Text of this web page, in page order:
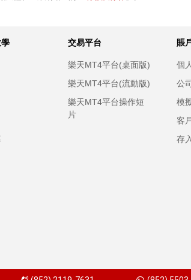
交易平台
樂天MT4平台(桌面版)
樂天MT4平台(流動版)
樂天MT4平台操作短
片
賬
個
公
模
客
存